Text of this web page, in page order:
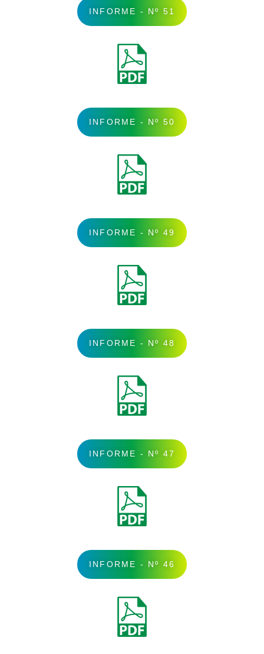
INFORME - Nº 51
INFORME - Nº 50
INFORME - Nº 49
INFORME - Nº 48
INFORME - Nº 47
INFORME - Nº 46